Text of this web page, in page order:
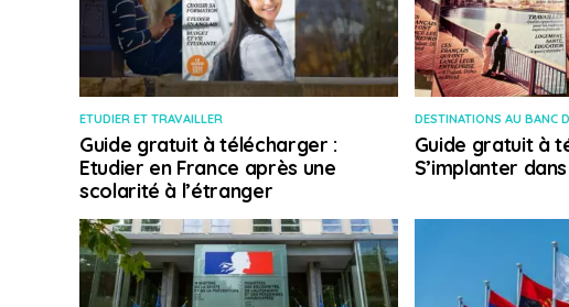
ETUDIER ET TRAVAILLER
Guide gratuit à télécharger :
Etudier en France après une
scolarité à l’étranger
DESTINATIONS AU BANC
Guide gratuit à
S’implanter